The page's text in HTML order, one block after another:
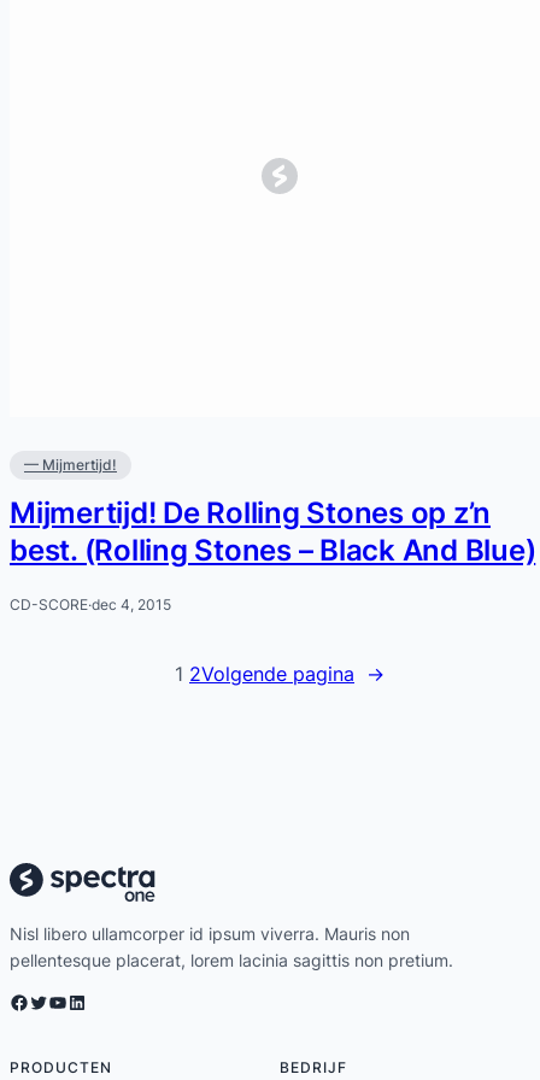
— Mijmertijd!
Mijmertijd! De Rolling Stones op z’n
best. (Rolling Stones – Black And Blue)
CD-SCORE·dec 4, 2015
1 2Volgende pagina →
Nisl libero ullamcorper id ipsum viverra. Mauris non
pellentesque placerat, lorem lacinia sagittis non pretium.
Facebook Twitter YouTube LinkedIn
PRODUCTEN BEDRIJF